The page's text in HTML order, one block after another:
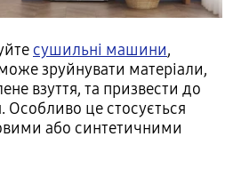
сушильні машини,
зруйнувати матеріали,
взуття, та призвести до
Особливо це стосується
або синтетичними